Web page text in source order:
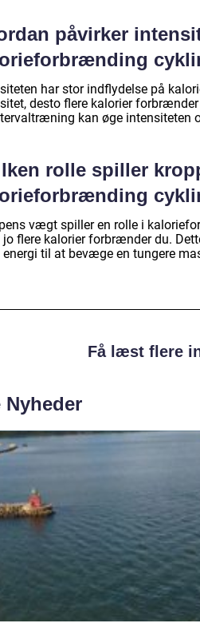
påvirker
har stor indflydelse på
desto flere kalorier
kan øge intensiteten
rolle spiller
vægt spiller en rolle i
jo flere kalorier forbrænder du.
energi til at bevæge en tungere
Få læst flere
Nyheder